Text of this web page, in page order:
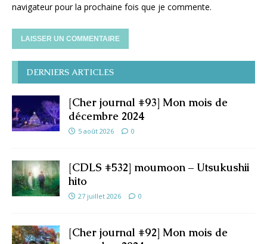
navigateur pour la prochaine fois que je commente.
DERNIERS ARTICLES
[Cher journal #93] Mon mois de
décembre 2024
5 août 2026 0
[CDLS #532] moumoon – Utsukushii
hito
27 juillet 2026 0
[Cher journal #92] Mon mois de